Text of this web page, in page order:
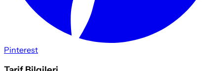
Pinterest